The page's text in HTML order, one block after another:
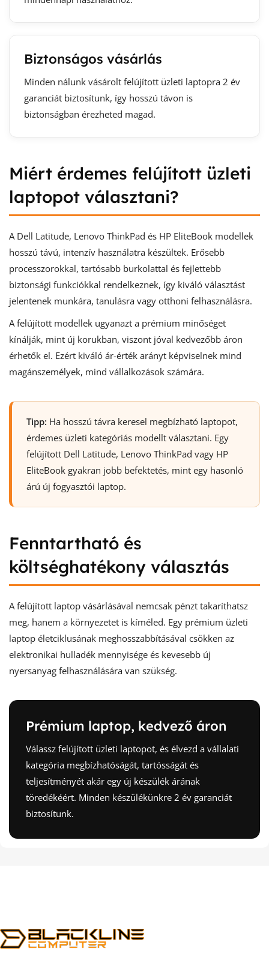
Biztonságos vásárlás
Minden nálunk vásárolt felújított üzleti laptopra 2 év
garanciát biztosítunk, így hosszú távon is
biztonságban érezheted magad.
Miért érdemes felújított üzleti
laptopot választani?
A Dell Latitude, Lenovo ThinkPad és HP EliteBook modellek
hosszú távú, intenzív használatra készültek. Erősebb
processzorokkal, tartósabb burkolattal és fejlettebb
biztonsági funkciókkal rendelkeznek, így kiváló választást
jelentenek munkára, tanulásra vagy otthoni felhasználásra.
A felújított modellek ugyanazt a prémium minőséget
kínálják, mint új korukban, viszont jóval kedvezőbb áron
érhetők el. Ezért kiváló ár-érték arányt képviselnek mind
magánszemélyek, mind vállalkozások számára.
Tipp: Ha hosszú távra keresel megbízható laptopot,
érdemes üzleti kategóriás modellt választani. Egy
felújított Dell Latitude, Lenovo ThinkPad vagy HP
EliteBook gyakran jobb befektetés, mint egy hasonló
árú új fogyasztói laptop.
Fenntartható és
költséghatékony választás
A felújított laptop vásárlásával nemcsak pénzt takaríthatsz
meg, hanem a környezetet is kíméled. Egy prémium üzleti
laptop életciklusának meghosszabbításával csökken az
elektronikai hulladék mennyisége és kevesebb új
nyersanyag felhasználására van szükség.
Prémium laptop, kedvező áron
Válassz felújított üzleti laptopot, és élvezd a vállalati
kategória megbízhatóságát, tartósságát és
teljesítményét akár egy új készülék árának
töredékéért. Minden készülékünkre 2 év garanciát
biztosítunk.